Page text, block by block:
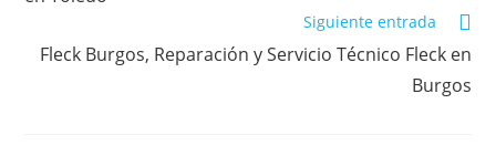
Siguiente entrada
Fleck Burgos, Reparación y Servicio Técnico Fleck en
Burgos